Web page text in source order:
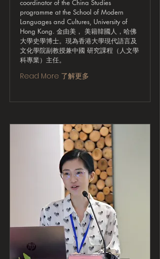
Read More 了解更多
coordinator of the China Studies
programme at the School of Modern
Languages and Cultures, University of
Hong Kong. 金由美， 美籍韓國人，哈佛
大學史學博士。現為香港大學現代語言及
文化學院副教授兼中國 研究課程（人文學
科專業）主任。